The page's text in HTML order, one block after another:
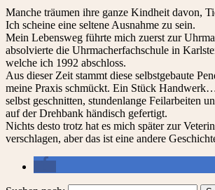
Manche träumen ihre ganze Kindheit davon,
Ich scheine eine seltene Ausnahme zu sein.
Mein Lebensweg führte mich zuerst zur
absolvierte die Uhrmacherfachschule in
welche ich 1992 abschloss.
Aus dieser Zeit stammt diese selbstgebaute
meine Praxis schmückt. Ein Stück
selbst geschnitten, stundenlange Feilarbeiten
auf der Drehbank händisch gefertigt.
Nichts desto trotz hat es mich später zur
verschlagen, aber das ist eine andere